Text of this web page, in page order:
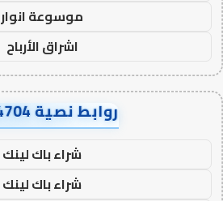
موسوعة انوار
اشراق الأرباح
روابط نصية AA14704
شراء باك لينك
شراء باك لينك